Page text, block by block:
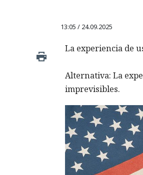
13:05 / 24.09.2025
La experiencia de
Alternativa: La
imprevisibles.